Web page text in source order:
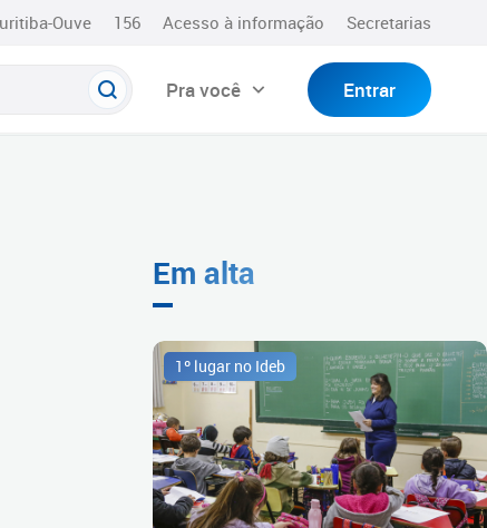
Ouve 156 Acesso à informação Secretarias
Pra você Entrar
Em alta
1º lugar no Ideb